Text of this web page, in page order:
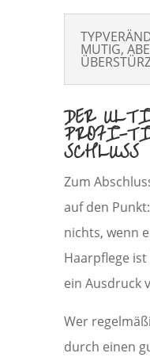
MUTIG,
DER
PROFI-
SCHLUSS
Zum
auf den
nichts, wenn
Haarpflege
ein Ausdruck
Wer
durch einen